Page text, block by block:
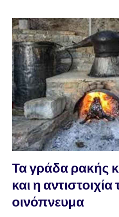
Τα γράδα ρακής
και η
οινόπνευμα